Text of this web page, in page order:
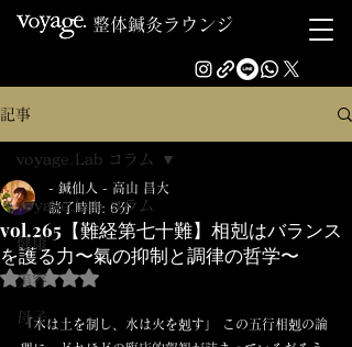
整体鍼灸ラウンジ
記事
voyage.Lab コラム
健康
美容
母子
voyage.Lab コラム
vol.265【難経第七十難】相剋はバランス
を護る力〜氣の抑制と調律の哲学〜
- 鍼仙人 - 高山 昌大
読了時間: 6分
5つ星のうちNaNと評価されています。
「木は土を制し、水は火を剋す」 この五行相剋の論